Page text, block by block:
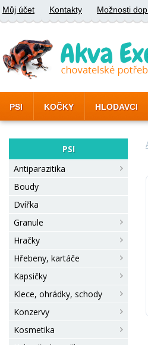
Můj účet Kontakty Možnosti
PSI KOČKY HLODAVCI
PSI
Antiparazitika
Boudy
Dvířka
Granule
Hračky
Hřebeny, kartáče
Kapsičky
Klece, ohrádky, schody
Konzervy
Kosmetika